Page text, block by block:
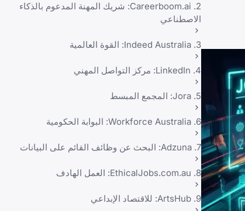
2. Careerboom.ai: شريك المهنة المدعوم بالذكاء
الاصطناعي
3. Indeed Australia: القوة العالمية
4. LinkedIn: مركز التواصل المهني
5. Jora: المجمع المبسط
6. Workforce Australia: البوابة الحكومية
7. Adzuna: البحث عن وظائف القائم على البيانات
8. EthicalJobs.com.au: العمل الهادف
9. ArtsHub: للاقتصاد الإبداعي